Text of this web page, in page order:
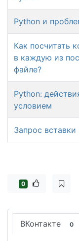
Python и
Как посчитать
в каждую из
файле?
Python:
условием
Запрос
0
ВКонтакте 0